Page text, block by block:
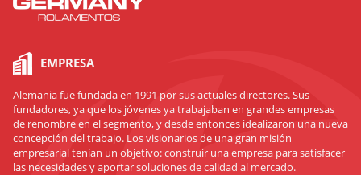
EMPRESA
Alemania fue fundada en 1991 por sus actuales directores. Sus
fundadores, ya que los jóvenes ya trabajaban en grandes empresas
de renombre en el segmento, y desde entonces idealizaron una nueva
concepción del trabajo. Los visionarios de una gran misión
empresarial tenían un objetivo: construir una empresa para satisfacer
las necesidades y aportar soluciones de calidad al mercado.